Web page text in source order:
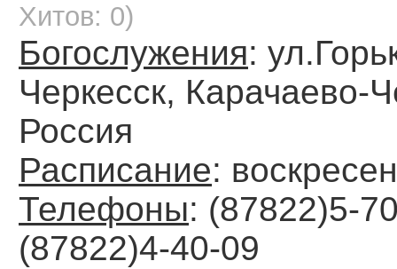
Хитов: 0)
Богослужения:
Черкесск, Карачаево-
Россия
Расписание:
Телефоны: (87822)5-
(87822)4-40-09